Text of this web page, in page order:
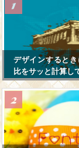
デザインすると
比をサッと計算し